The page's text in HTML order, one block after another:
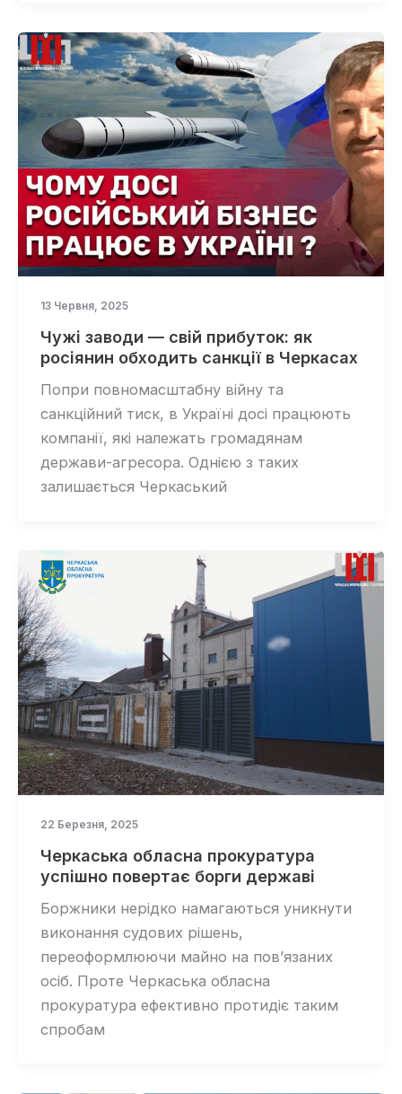
13 Червня, 2025
Чужі заводи — свій прибуток: як
росіянин обходить санкції в Черкасах
Попри повномасштабну війну та
санкційний тиск, в Україні досі працюють
компанії, які належать громадянам
держави-агресора. Однією з таких
залишається Черкаський
22 Березня, 2025
Черкаська обласна прокуратура
успішно повертає борги державі
Боржники нерідко намагаються уникнути
виконання судових рішень,
переоформлюючи майно на пов’язаних
осіб. Проте Черкаська обласна
прокуратура ефективно протидіє таким
спробам